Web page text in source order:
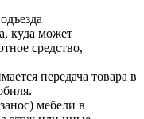
куда может
средство,
передача товара в
мебели в